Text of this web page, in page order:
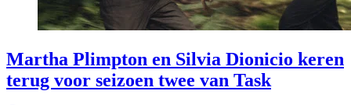
Martha Plimpton en Silvia Dionicio keren
terug voor seizoen twee van Task